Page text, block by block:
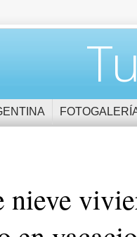
nieve